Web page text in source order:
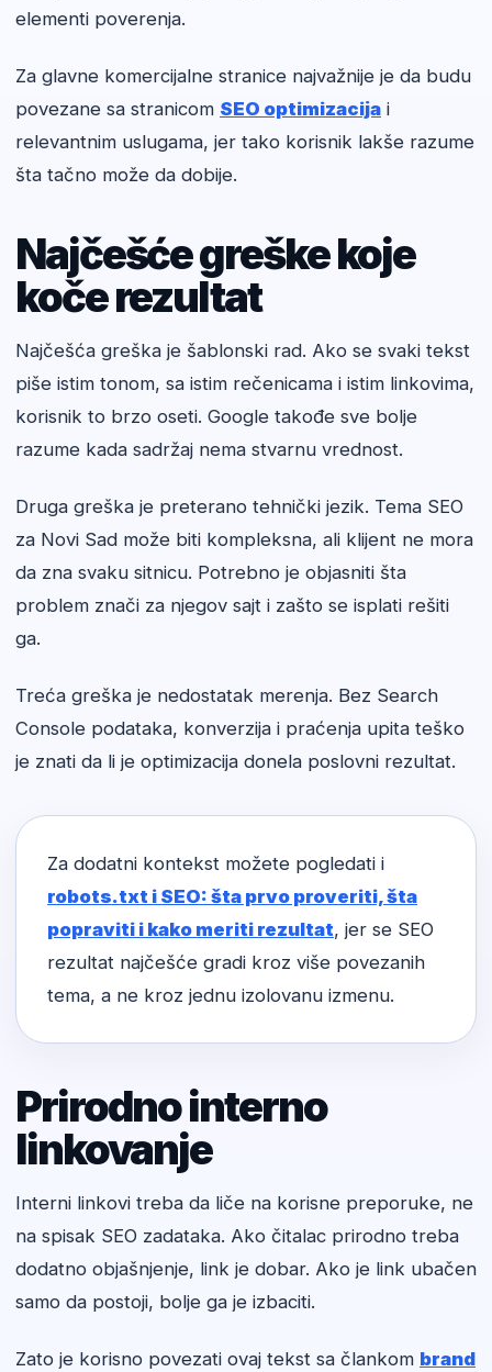
elementi poverenja.
Za glavne komercijalne stranice najvažnije je da budu
povezane sa stranicom SEO optimizacija i
relevantnim uslugama, jer tako korisnik lakše razume
šta tačno može da dobije.
Najčešće greške koje
koče rezultat
Najčešća greška je šablonski rad. Ako se svaki tekst
piše istim tonom, sa istim rečenicama i istim linkovima,
korisnik to brzo oseti. Google takođe sve bolje
razume kada sadržaj nema stvarnu vrednost.
Druga greška je preterano tehnički jezik. Tema SEO
za Novi Sad može biti kompleksna, ali klijent ne mora
da zna svaku sitnicu. Potrebno je objasniti šta
problem znači za njegov sajt i zašto se isplati rešiti
ga.
Treća greška je nedostatak merenja. Bez Search
Console podataka, konverzija i praćenja upita teško
je znati da li je optimizacija donela poslovni rezultat.
Za dodatni kontekst možete pogledati i
robots.txt i SEO: šta prvo proveriti, šta
popraviti i kako meriti rezultat, jer se SEO
rezultat najčešće gradi kroz više povezanih
tema, a ne kroz jednu izolovanu izmenu.
Prirodno interno
linkovanje
Interni linkovi treba da liče na korisne preporuke, ne
na spisak SEO zadataka. Ako čitalac prirodno treba
dodatno objašnjenje, link je dobar. Ako je link ubačen
samo da postoji, bolje ga je izbaciti.
Zato je korisno povezati ovaj tekst sa člankom brand